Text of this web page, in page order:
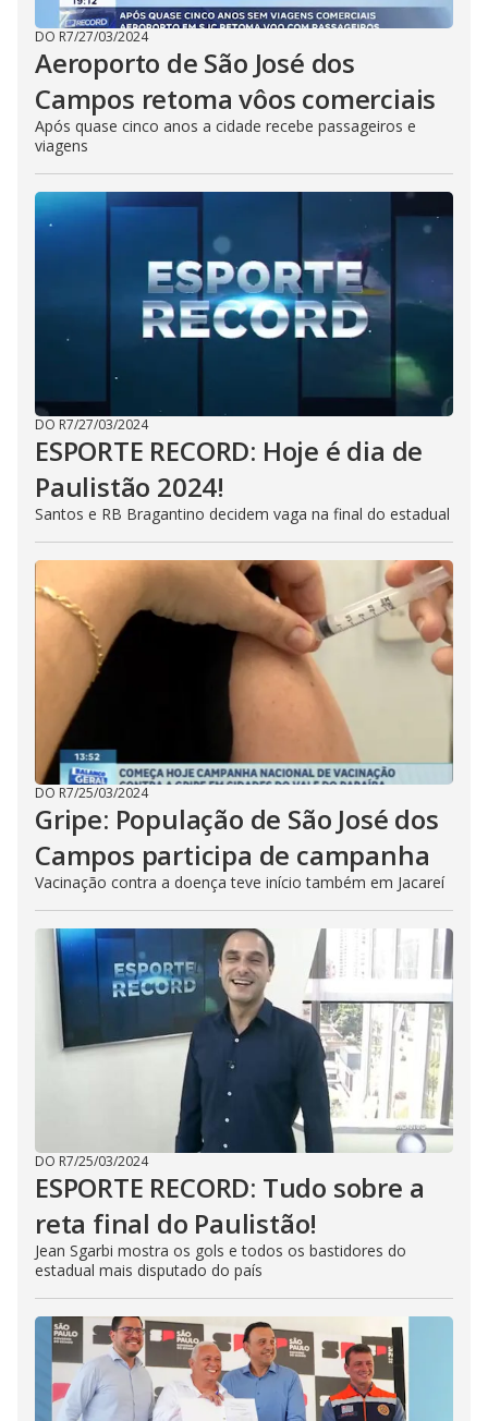
DO R7/27/03/2024
Aeroporto de São José dos
Campos retoma vôos comerciais
Após quase cinco anos a cidade recebe passageiros e
viagens
DO R7/27/03/2024
ESPORTE RECORD: Hoje é dia de
Paulistão 2024!
Santos e RB Bragantino decidem vaga na final do estadual
DO R7/25/03/2024
Gripe: População de São José dos
Campos participa de campanha
Vacinação contra a doença teve início também em Jacareí
DO R7/25/03/2024
ESPORTE RECORD: Tudo sobre a
reta final do Paulistão!
Jean Sgarbi mostra os gols e todos os bastidores do
estadual mais disputado do país